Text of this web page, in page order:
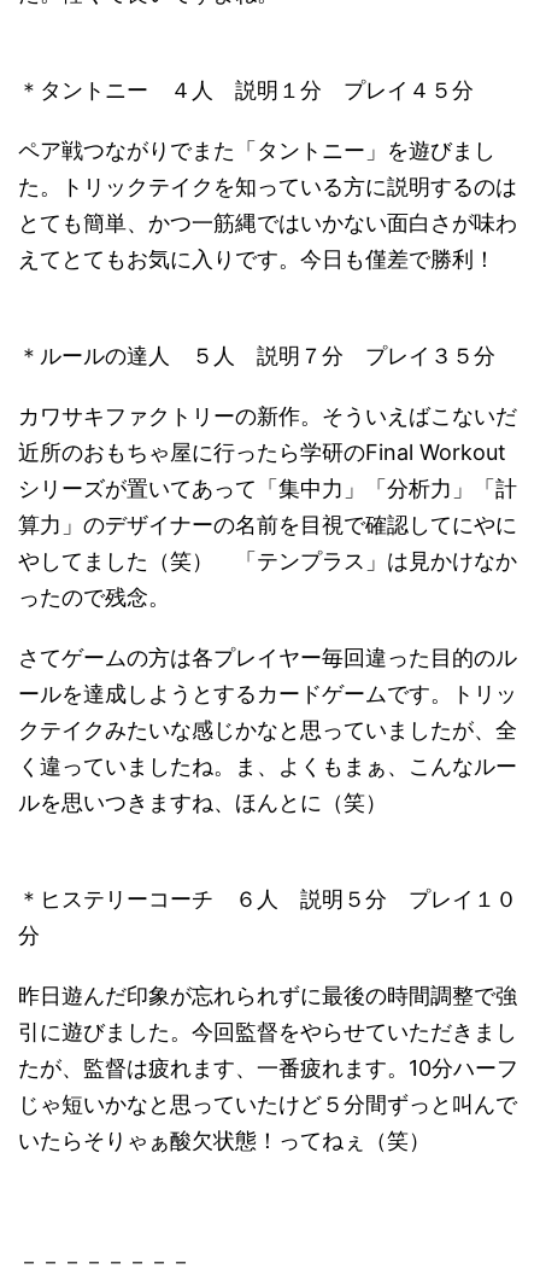
＊タントニー ４人 説明１分 プレイ４５分
ペア戦つながりでまた「タントニー」を遊びまし
た。トリックテイクを知っている方に説明するのは
とても簡単、かつ一筋縄ではいかない面白さが味わ
えてとてもお気に入りです。今日も僅差で勝利！
＊ルールの達人 ５人 説明７分 プレイ３５分
カワサキファクトリーの新作。そういえばこないだ
近所のおもちゃ屋に行ったら学研のFinal Workout
シリーズが置いてあって「集中力」「分析力」「計
算力」のデザイナーの名前を目視で確認してにやに
やしてました（笑） 「テンプラス」は見かけなか
ったので残念。
さてゲームの方は各プレイヤー毎回違った目的のル
ールを達成しようとするカードゲームです。トリッ
クテイクみたいな感じかなと思っていましたが、全
く違っていましたね。ま、よくもまぁ、こんなルー
ルを思いつきますね、ほんとに（笑）
＊ヒステリーコーチ ６人 説明５分 プレイ１０
分
昨日遊んだ印象が忘れられずに最後の時間調整で強
引に遊びました。今回監督をやらせていただきまし
たが、監督は疲れます、一番疲れます。10分ハーフ
じゃ短いかなと思っていたけど５分間ずっと叫んで
いたらそりゃぁ酸欠状態！ってねぇ（笑）
－－－－－－－－